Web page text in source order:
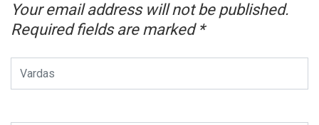
Your email address will not be published.
Required fields are marked *